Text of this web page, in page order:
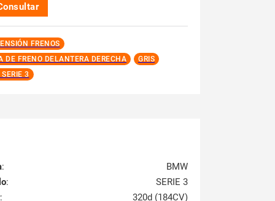
FRENOS
DE FRENO DELANTERA DERECHA
GRIS
3
:
BMW
:
SERIE 3
:
320d (184CV)